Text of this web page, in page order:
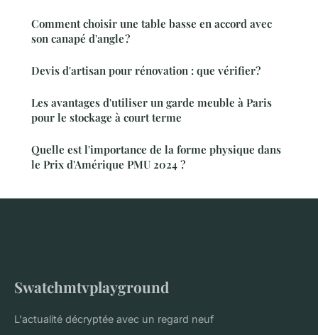
Comment choisir une table basse en accord avec
son canapé d'angle ?
Devis d'artisan pour rénovation : que vérifier?
Les avantages d'utiliser un garde meuble à Paris
pour le stockage à court terme
Quelle est l'importance de la forme physique dans
le Prix d'Amérique PMU 2024 ?
Swatchmtvplayground
L'actualité décryptée avec un regard neuf